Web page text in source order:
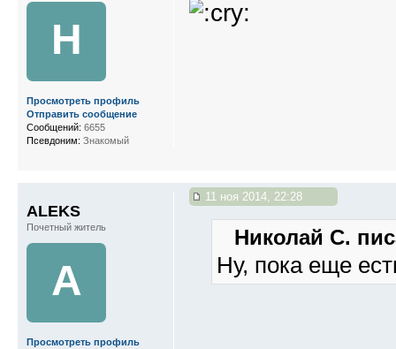
Н
Просмотреть профиль
Отправить сообщение
Сообщений: 6655
Псевдоним: Знакомый
11 ноя 2014, 22:28
Николай С.
Ну, пока еще
ALEKS
Почетный житель
A
Просмотреть профиль